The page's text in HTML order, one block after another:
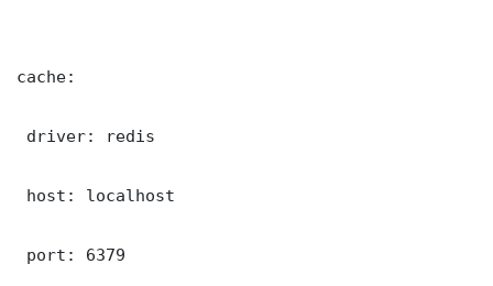
cache:
driver: redis
host: localhost
port: 6379